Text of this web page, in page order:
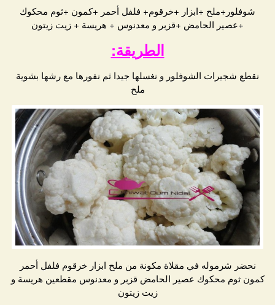
شوفلور+ملح +ابزار +خرقوم+ فلفل أحمر +كمون +ثوم محكوك
+عصير الحامض +قزبر و معدنوس + هريسة + زيت زيتون
الطريقة:
نقطع شجيرات الشوفلور و نغسلها جيدا ثم نفورها مع رشها بشوية
ملح
نحضر شرموله في مقلاة مكونة من ملح ابزار خرقوم فلفل أحمر
كمون ثوم محكوك عصير الحامض قزبر و معدنوس مقطعين هريسة و
زيت زيتون